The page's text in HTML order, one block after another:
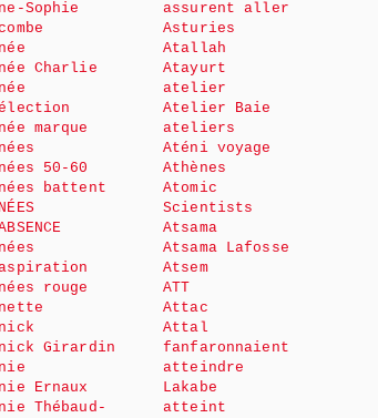
Sophie
Charlie
marque
50-60
battent
rouge
Girardin
Ernaux
Thébaud-
assurent aller
Asturies
Atallah
Atayurt
atelier
Atelier Baie
ateliers
Aténi voyage
Athènes
Atomic
Scientists
Atsama
Atsama Lafosse
Atsem
ATT
Attac
Attal
fanfaronnaient
atteindre
Lakabe
atteint